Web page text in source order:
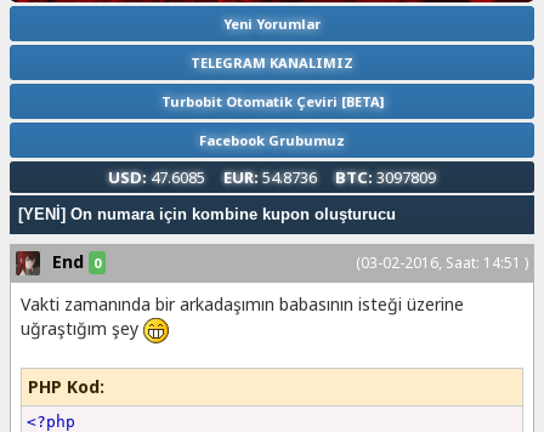
Yeni Yorumlar
TELEGRAM KANALIMIZ
Turbobit Otomatik Çeviri [BETA]
Facebook Grubumuz
USD: 47.6085 EUR:54.8736 BTC: 3097809
[YENİ] On numara için kombine kupon oluşturucu
(03-02-2016, Saat: 14:51 )
End 0
Vakti zamanında bir arkadaşımın babasının isteği üzerine
uğraştığım şey
PHP Kod:
<?php